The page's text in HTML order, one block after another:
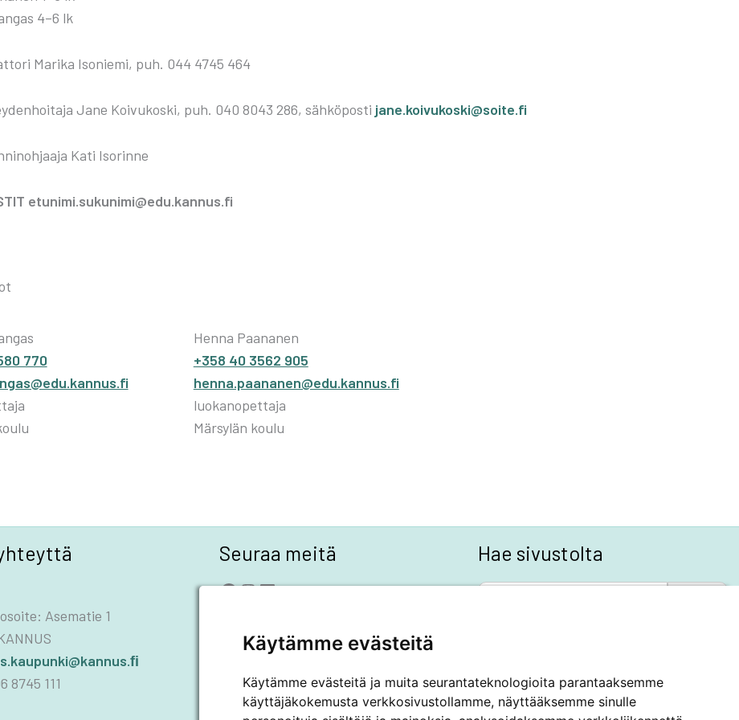
Käytämme evästeitä
Käytämme evästeitä ja muita seurantateknologioita parantaaksemme
käyttäjäkokemusta verkkosivustollamme, näyttääksemme sinulle
4–6 lk
Mari­ka Iso­nie­mi, puh. 044 4745 464
Jane Koi­vu­kos­ki, puh. 040 8043 286, säh­kö­pos­ti jane.koivukoski@soite.fi
Kati Iso­rin­ne
etunimi.sukunimi@edu.kannus.fi
770
Henna Paananen
+358 40 3562 905
henna.paananen@edu.kannus.fi
luokanopettaja
Märsylän koulu
Asematie 1
8745 111
Seuraa meitä
Facebook
Instagram
LinkedIn
YouTube
Hae sivustolta
Search
SEARCH BUTTON